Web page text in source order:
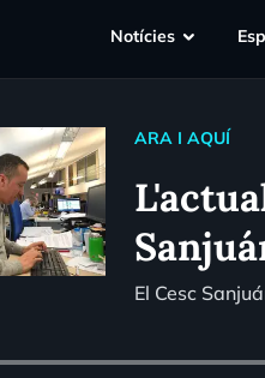
Notícies
ARA I AQUÍ
El Cesc